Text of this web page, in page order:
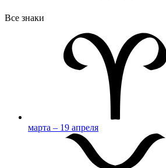
Все знаки
марта – 19 апреля